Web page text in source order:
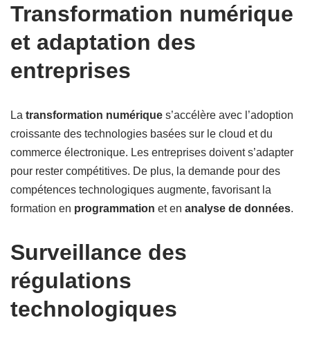
Transformation numérique
et adaptation des
entreprises
La transformation numérique s’accélère avec l’adoption
croissante des technologies basées sur le cloud et du
commerce électronique. Les entreprises doivent s’adapter
pour rester compétitives. De plus, la demande pour des
compétences technologiques augmente, favorisant la
formation en programmation et en analyse de données.
Surveillance des
régulations
technologiques